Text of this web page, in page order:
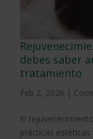
debes saber
tratamiento
Feb 2, 2026 |
El
prácticas